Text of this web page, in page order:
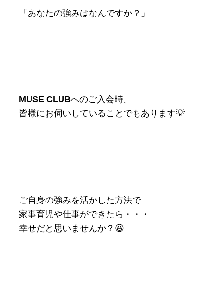
「あなたの強みはなんですか？」
MUSE CLUBへのご入会時、
皆様にお伺いしていることでもあります💡
ご自身の強みを活かした方法で
家事育児や仕事ができたら・・・
幸せだと思いませんか？😆